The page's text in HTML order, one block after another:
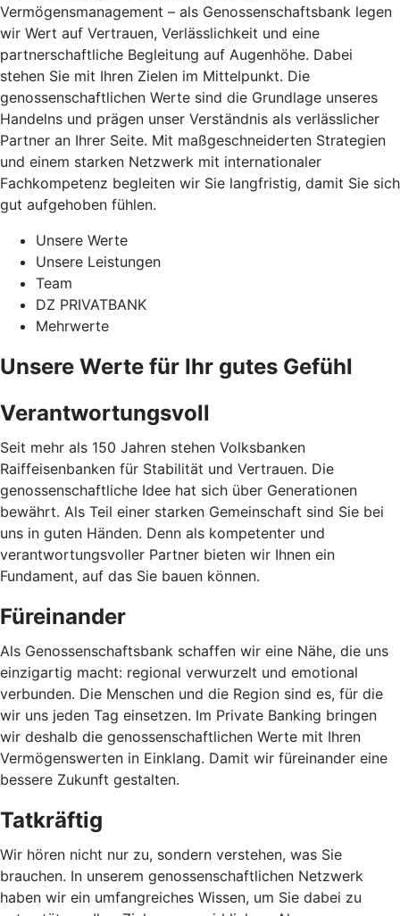
Vermögensmanagement – als Genossenschaftsbank legen
wir Wert auf Vertrauen, Verlässlichkeit und eine
partnerschaftliche Begleitung auf Augenhöhe. Dabei
stehen Sie mit Ihren Zielen im Mittelpunkt. Die
genossenschaftlichen Werte sind die Grundlage unseres
Handelns und prägen unser Verständnis als verlässlicher
Partner an Ihrer Seite. Mit maßgeschneiderten Strategien
und einem starken Netzwerk mit internationaler
Fachkompetenz begleiten wir Sie langfristig, damit Sie sich
gut aufgehoben fühlen.
Unsere Werte
Unsere Leistungen
Team
DZ PRIVATBANK
Mehrwerte
Unsere Werte für Ihr gutes Gefühl
Verantwortungsvoll
Seit mehr als 150 Jahren stehen Volksbanken
Raiffeisenbanken für Stabilität und Vertrauen. Die
genossenschaftliche Idee hat sich über Generationen
bewährt. Als Teil einer starken Gemeinschaft sind Sie bei
uns in guten Händen. Denn als kompetenter und
verantwortungsvoller Partner bieten wir Ihnen ein
Fundament, auf das Sie bauen können.
Füreinander
Als Genossenschaftsbank schaffen wir eine Nähe, die uns
einzigartig macht: regional verwurzelt und emotional
verbunden. Die Menschen und die Region sind es, für die
wir uns jeden Tag einsetzen. Im Private Banking bringen
wir deshalb die genossenschaftlichen Werte mit Ihren
Vermögenswerten in Einklang. Damit wir füreinander eine
bessere Zukunft gestalten.
Tatkräftig
Wir hören nicht nur zu, sondern verstehen, was Sie
brauchen. In unserem genossenschaftlichen Netzwerk
haben wir ein umfangreiches Wissen, um Sie dabei zu